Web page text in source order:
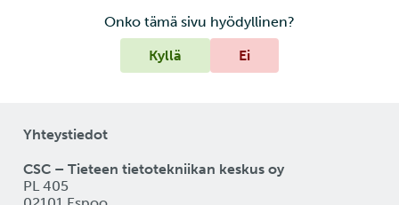
Onko tämä sivu hyödyllinen?
Kyllä
Ei
Yhteystiedot
CSC – Tieteen tietotekniikan keskus oy
PL 405